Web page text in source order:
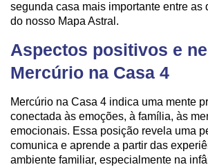
segunda casa mais importante entre as
do nosso Mapa Astral.
Aspectos positivos e
Mercúrio na Casa 4
Mercúrio na Casa 4 indica uma mente
conectada às emoções, à família, às
emocionais. Essa posição revela uma
comunica e aprende a partir das
ambiente familiar, especialmente na